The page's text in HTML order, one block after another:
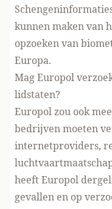
kunnen maken van
opzoeken van
Europa.
Mag Europol
lidstaten?
Europol zou ook
bedrijven moeten
internetproviders,
heeft Europol
gevallen en op